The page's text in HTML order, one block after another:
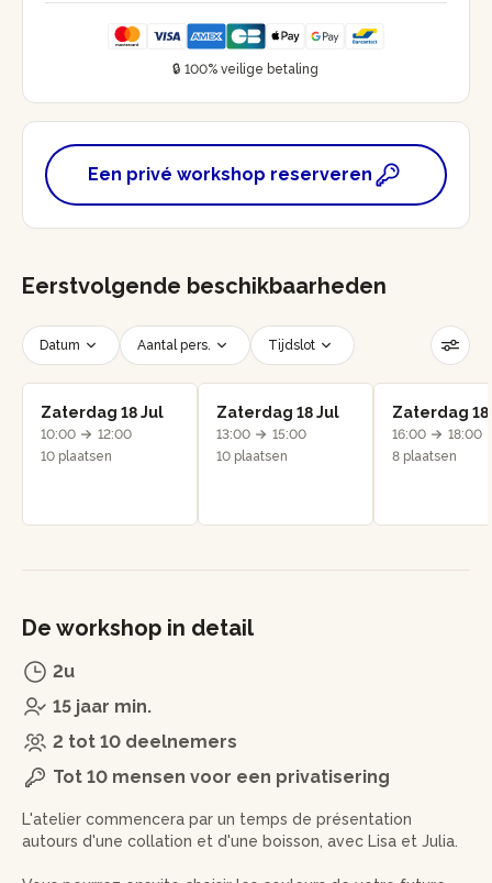
🔒 100% veilige betaling
Een privé workshop reserveren
Eerstvolgende beschikbaarheden
Datum Aantal pers. Tijdslot
Filters resetten
Zaterdag 18 Jul
10:00
12:00
10 plaatsen
Zaterdag 18 Jul
13:00
15:00
10 plaatsen
Zaterdag 18
16:00
18:00
8 plaatsen
De workshop in detail
2u
15 jaar min.
2 tot 10 deelnemers
Tot 10 mensen voor een privatisering
L'atelier commencera par un temps de présentation
autours d'une collation et d'une boisson, avec Lisa et Julia.